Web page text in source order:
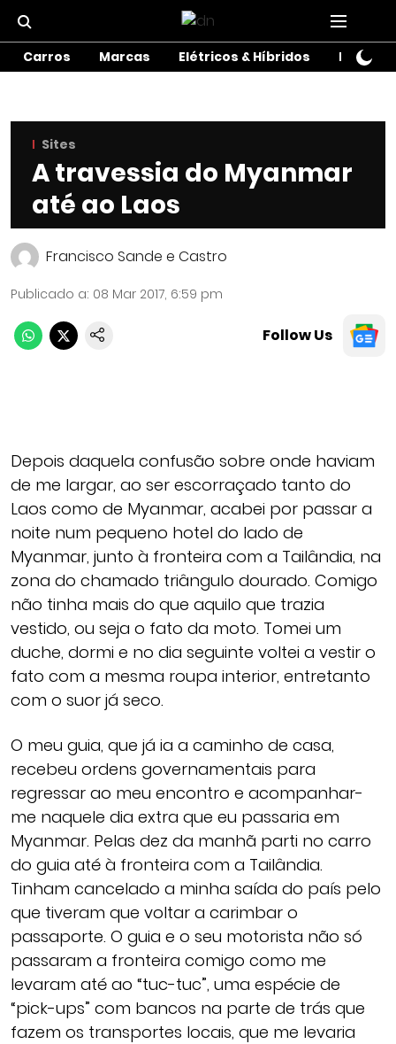
Carros Marcas Elétricos & Híbridos Motos
Sites
A travessia do Myanmar
até ao Laos
Francisco Sande e Castro
Publicado a: 08 Mar 2017, 6:59 pm
Follow Us
Depois daquela confusão sobre onde haviam
de me largar, ao ser escorraçado tanto do
Laos como de Myanmar, acabei por passar a
noite num pequeno hotel do lado de
Myanmar, junto à fronteira com a Tailândia, na
zona do chamado triângulo dourado. Comigo
não tinha mais do que aquilo que trazia
vestido, ou seja o fato da moto. Tomei um
duche, dormi e no dia seguinte voltei a vestir o
fato com a mesma roupa interior, entretanto
com o suor já seco.
O meu guia, que já ia a caminho de casa,
recebeu ordens governamentais para
regressar ao meu encontro e acompanhar-
me naquele dia extra que eu passaria em
Myanmar. Pelas dez da manhã parti no carro
do guia até à fronteira com a Tailândia.
Tinham cancelado a minha saída do país pelo
que tiveram que voltar a carimbar o
passaporte. O guia e o seu motorista não só
passaram a fronteira comigo como me
levaram até ao “tuc-tuc”, uma espécie de
“pick-ups” com bancos na parte de trás que
fazem os transportes locais, que me levaria